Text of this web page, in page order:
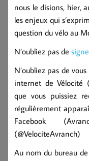
nous le disions, hier,
les enjeux qui
question du vélo au
N’oubliez pas de
N’oubliez pas de
internet de Vélocité
que vous puissiez
régulièrement
Facebook
(@VelociteAvranch)
Au nom du bureau